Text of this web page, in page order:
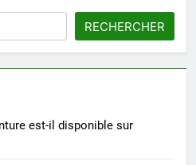
RECHERCHER
est-il disponible sur